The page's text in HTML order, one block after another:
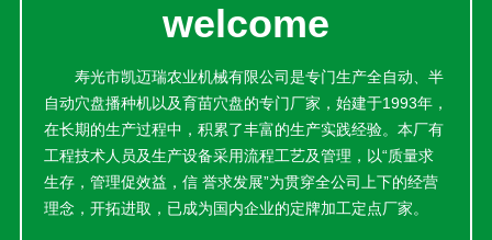
welcome
寿光市凯迈瑞农业机械有限公司是专门生产全自动、半
自动穴盘播种机以及育苗穴盘的专门厂家，始建于1993年，
在长期的生产过程中，积累了丰富的生产实践经验。本厂有
工程技术人员及生产设备采用流程工艺及管理，以“质量求
生存，管理促效益，信 誉求发展”为贯穿全公司上下的经营
理念，开拓进取，已成为国内企业的定牌加工定点厂家。